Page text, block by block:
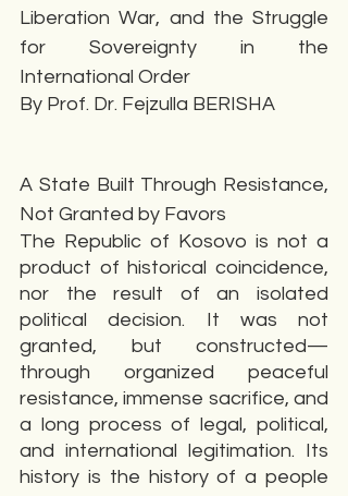
Liberation War, and the Struggle
for Sovereignty in the
International Order
By Prof. Dr. Fejzulla BERISHA
A State Built Through Resistance,
Not Granted by Favors
The Republic of Kosovo is not a
product of historical coincidence,
nor the result of an isolated
political decision. It was not
granted, but constructed—
through organized peaceful
resistance, immense sacrifice, and
a long process of legal, political,
and international legitimation. Its
history is the history of a people